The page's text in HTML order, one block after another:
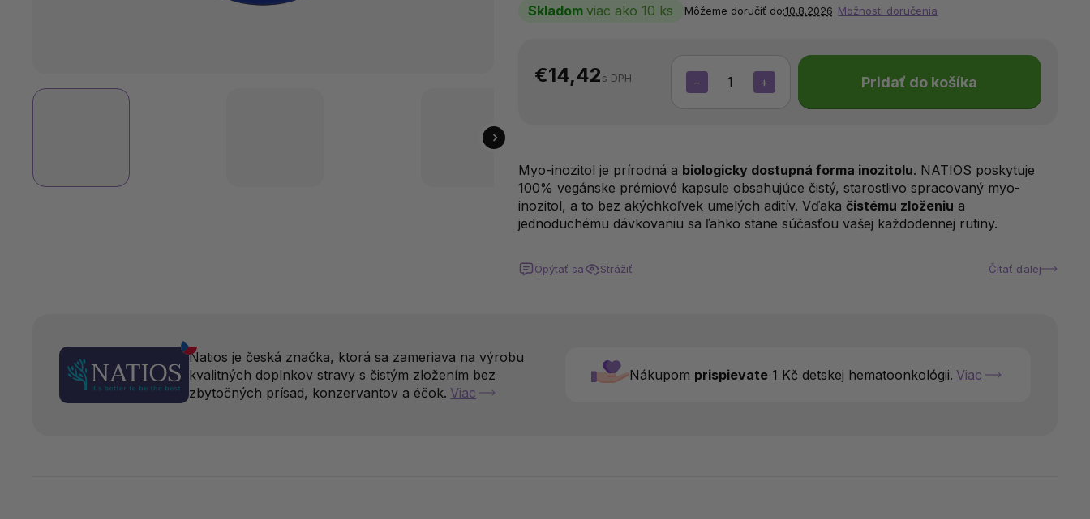
€14,42s DPH +
− Pridať do košíka
Myo-inozitol je prírodná a biologicky dostupná forma inozitolu. NATIOS poskytuje
100% vegánske prémiové kapsule obsahujúce čistý, starostlivo spracovaný myo-
inozitol, a to bez akýchkoľvek umelých aditív. Vďaka čistému zloženiu a
jednoduchému dávkovaniu sa ľahko stane súčasťou vašej každodennej rutiny.
Čítať ďalej
Opýtať sa Strážiť
Skladom viac ako 10 ks Môžeme doručiť do:10.8.2026 Možnosti doručenia
Natios je česká značka, ktorá sa zameriava na výrobu
kvalitných doplnkov stravy s čistým zložením bez
zbytočných prísad, konzervantov a éčok. Viac
Nákupom prispievate 1 Kč detskej hematoonkológii. Viac